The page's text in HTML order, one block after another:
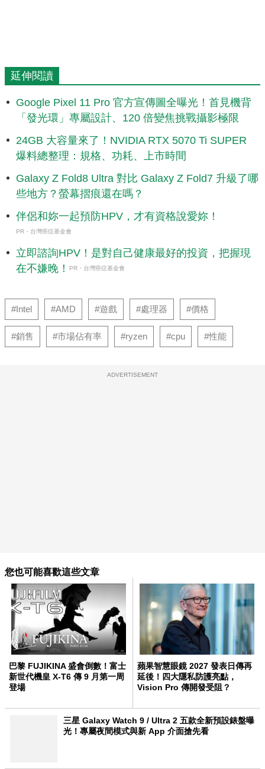
延伸閱讀
Google Pixel 11 Pro 官方宣傳圖全曝光！首見機背
「發光環」專屬設計、120 倍變焦挑戰攝影極限
24GB 大容量來了！NVIDIA RTX 5070 Ti SUPER
爆料總整理：規格、功耗、上市時間
Galaxy Z Fold8 Ultra 對比 Galaxy Z Fold7 升級了哪
些地方？螢幕摺痕還在嗎？
伴侶和妳一起預防HPV，才有資格說愛妳！
PR・台灣癌症基金會
立即諮詢HPV！是對自己健康最好的投資，把握現
在不嫌晚！
PR・台灣癌症基金會
#Intel #AMD #遊戲 #處理器 #價格
#銷售 #市場佔有率 #ryzen #cpu #性能
ADVERTISEMENT
您也可能喜歡這些文章
巴黎 FUJIKINA 盛會倒數！富士
新世代機皇 X-T6 傳 9 月第一周
登場
蘋果智慧眼鏡 2027 發表日傳再
延後！四大隱私防護亮點，
Vision Pro 傳開發受阻？
三星 Galaxy Watch 9 / Ultra 2 五款全新預設錶盤曝
光！專屬夜間模式與新 App 介面搶先看